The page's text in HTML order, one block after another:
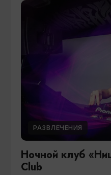
РАЗВЛЕЧЕНИЯ
Ночной клуб
Club